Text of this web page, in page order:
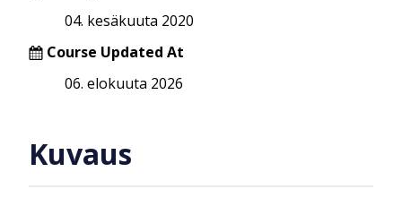
04. kesäkuuta 2020
Course Updated At
06. elokuuta 2026
Kuvaus